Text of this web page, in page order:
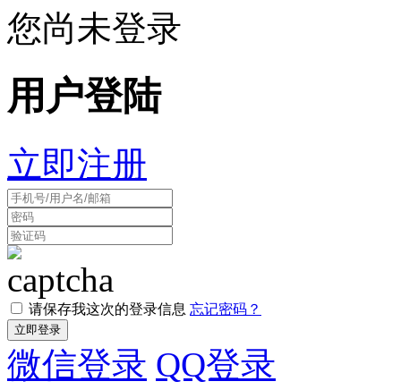
您尚未登录
用户登陆
立即注册
请保存我这次的登录信息 忘记密码？
微信登录 QQ登录